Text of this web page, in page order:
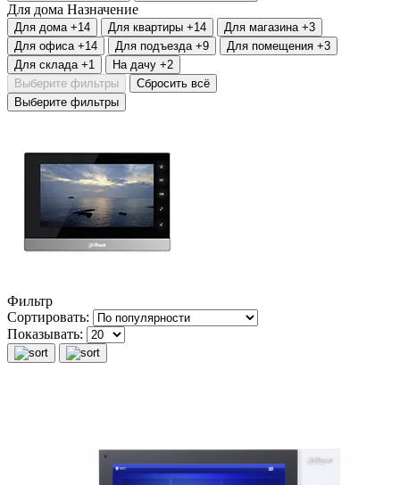
Для дома Назначение
Для дома +14 Для квартиры +14 Для магазина +3
Для офиса +14 Для подъезда +9 Для помещения +3
Для склада +1 На дачу +2
Выберите фильтры
Сбросить всё
Выберите фильтры
Фильтр
Сортировать:
Показывать: